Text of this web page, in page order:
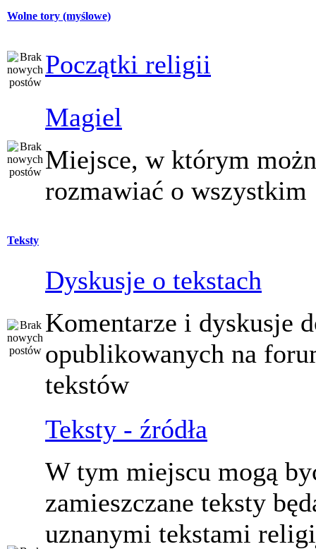
Wolne tory (myślowe)
Początki religii
Magiel
Miejsce, w którym
rozmawiać o wszystkim
Teksty
Dyskusje o tekstach
Komentarze i dyskusje
opublikowanych na
tekstów
Teksty - źródła
W tym miejscu mogą
zamieszczane teksty
uznanymi tekstami